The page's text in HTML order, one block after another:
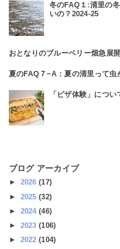
冬のFAQ１:清里の
いの？2024-25
おとなりのブルーベリー畑急展開
夏のFAQ７−A：夏の清里って虫
「ピザ体験」につ
ブログ アーカイブ
► 2026(17)
► 2025(32)
► 2024(46)
► 2023(106)
► 2022(104)